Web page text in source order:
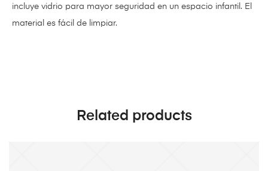
incluye vidrio para mayor seguridad en un espacio infantil. El
material es fácil de limpiar.
Related products